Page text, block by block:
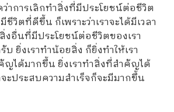
าการเลิกทำสิ่งที่มีประโยชน์ต่อชีวิต
มีชีวิตที่ดีขึ้น ก็เพราะว่าเราจะได้มีเวลา
งอื่นที่มีประโยชน์ต่อชีวิตของเรา
ยิ่งเราทำน้อยสิ่ง ก็ยิ่งทำให้เรา
ได้มากขึ้น ยิ่งเราทำสิ่งที่สำคัญได้
ะประสบความสำเร็จก็จะมีมากขึ้น